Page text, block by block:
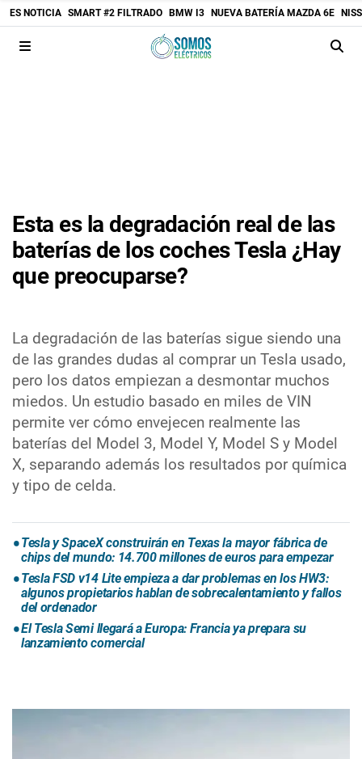
ES NOTICIA SMART #2 FILTRADO BMW I3 NUEVA BATERÍA MAZDA 6E
Esta es la degradación real de las
baterías de los coches Tesla ¿Hay
que preocuparse?
La degradación de las baterías sigue siendo una
de las grandes dudas al comprar un Tesla usado,
pero los datos empiezan a desmontar muchos
miedos. Un estudio basado en miles de VIN
permite ver cómo envejecen realmente las
baterías del Model 3, Model Y, Model S y Model
X, separando además los resultados por química
y tipo de celda.
Tesla y SpaceX construirán en Texas la mayor fábrica de
chips del mundo: 14.700 millones de euros para empezar
Tesla FSD v14 Lite empieza a dar problemas en los HW3:
algunos propietarios hablan de sobrecalentamiento y fallos
del ordenador
El Tesla Semi llegará a Europa: Francia ya prepara su
lanzamiento comercial